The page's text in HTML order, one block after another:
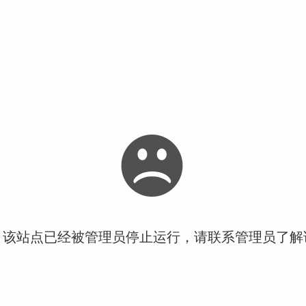
站点已经被管理员停止运行，请联系管理员了